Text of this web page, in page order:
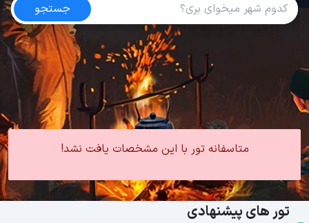
جستجو
تور ارمنستان پاییز
4.4 از5| از102 کاربر
لحظه آخر تور ارمنستان تور ارمنستان پاییز
متاسفانه تور با این مشخصات یافت نشد!
تور های پیشنهادی